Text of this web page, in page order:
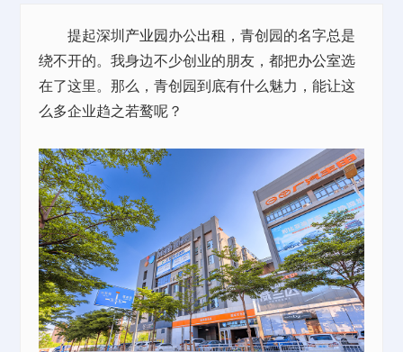
提起深圳产业园办公出租 ，青创园的名字总是
绕不开的。我身边不少创业的朋友，都把办公室选
在了这里。那么，青创园到底有什么魅力，能让这
么多企业趋之若鹜呢？